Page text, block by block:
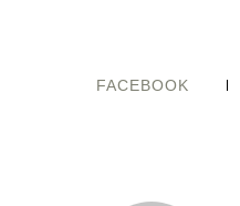
FACEBOOK